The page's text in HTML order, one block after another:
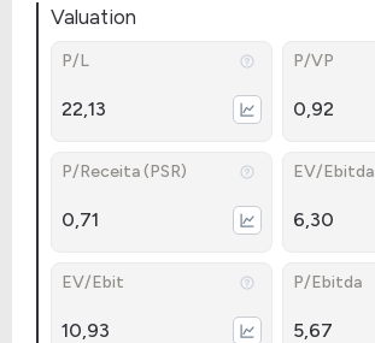
Valuation
P/L
22,13
P/VP
0,92
P/Receita (PSR)
0,71
EV/Ebitda
6,30
EV/Ebit
10,93
P/Ebitda
5,67